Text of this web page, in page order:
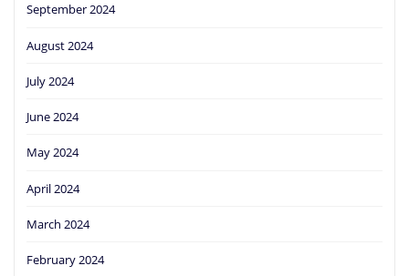
September 2024
August 2024
July 2024
June 2024
May 2024
April 2024
March 2024
February 2024